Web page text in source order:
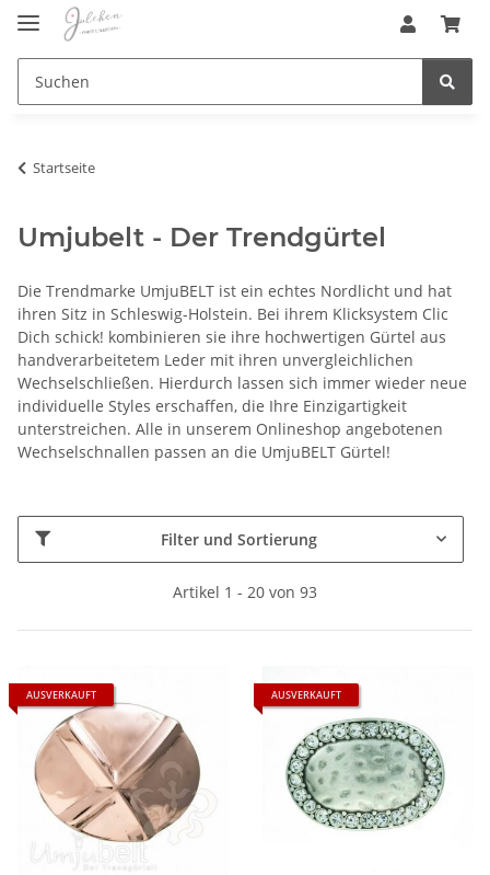
Startseite
Umjubelt - Der Trendgürtel
Die Trendmarke UmjuBELT ist ein echtes Nordlicht und hat
ihren Sitz in Schleswig-Holstein. Bei ihrem Klicksystem Clic
Dich schick! kombinieren sie ihre hochwertigen Gürtel aus
handverarbeitetem Leder mit ihren unvergleichlichen
Wechselschließen. Hierdurch lassen sich immer wieder neue
individuelle Styles erschaffen, die Ihre Einzigartigkeit
unterstreichen. Alle in unserem Onlineshop angebotenen
Wechselschnallen passen an die UmjuBELT Gürtel!
Filter und Sortierung
Artikel 1 - 20 von 93
AUSVERKAUFT AUSVERKAUFT